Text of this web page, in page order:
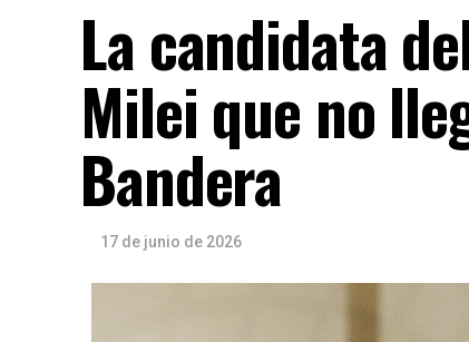
La candidata
Milei que no
Bandera
17 de junio de 2026